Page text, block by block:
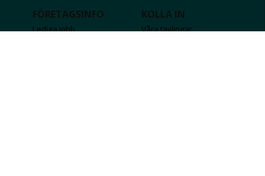
FÖRETAGSINFO
Lediga jobb
KOLLA IN
Våra tävlingar